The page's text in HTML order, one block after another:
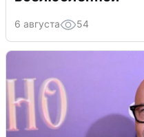
6 августа 54